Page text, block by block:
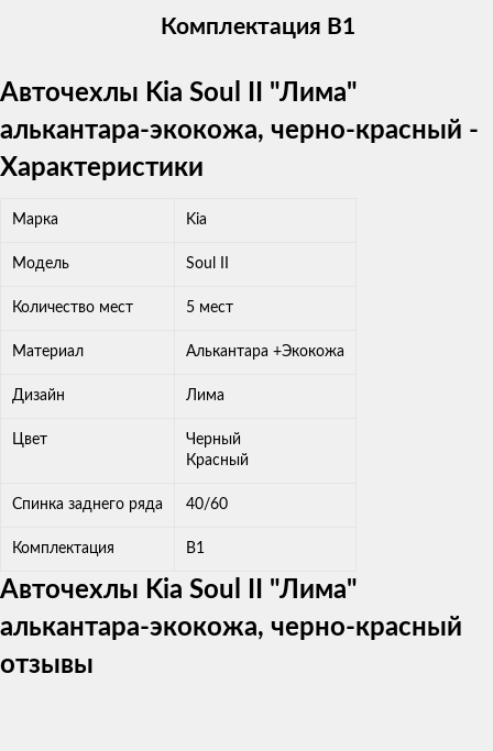
Комплектация В1
Авточехлы Kia Soul II "Лима"
алькантара-экокожа, черно-красный -
Характеристики
Марка Kia
Модель Soul II
Количество мест 5 мест
Материал Алькантара +Экокожа
Дизайн Лима
Цвет
Черный
Красный
Спинка заднего ряда 40/60
Комплектация В1
Авточехлы Kia Soul II "Лима"
алькантара-экокожа, черно-красный
отзывы